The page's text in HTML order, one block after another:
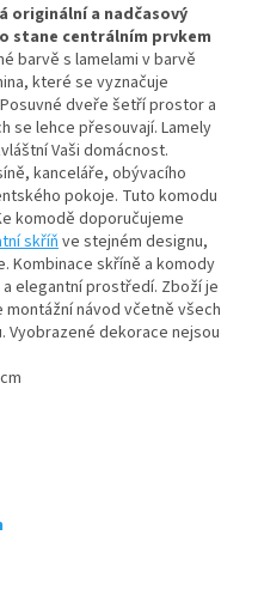
originální a nadčasový
stane centrálním prvkem
barvě s lamelami v barvě
které se vyznačuje
Posuvné dveře šetří prostor a
se lehce přesouvají. Lamely
Vaši domácnost.
kanceláře, obývacího
pokoje. Tuto komodu
komodě doporučujeme
skříň ve stejném designu,
Kombinace skříně a komody
elegantní prostředí. Zboží je
návod včetně všech
dekorace nejsou